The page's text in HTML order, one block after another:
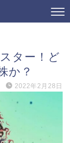
ター！ど
か？
2022年2月28日